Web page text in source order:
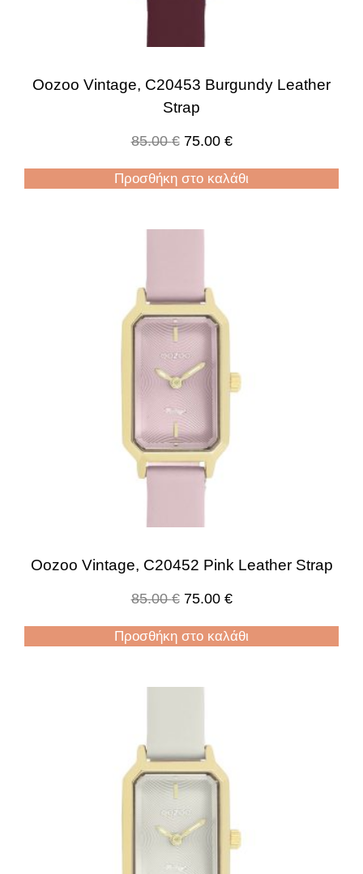
Oozoo Vintage, C20453 Burgundy Leather
Strap
85.00€ 75.00 €
Προσθήκη στο καλάθι
Oozoo Vintage, C20452 Pink Leather Strap
85.00€ 75.00 €
Προσθήκη στο καλάθι